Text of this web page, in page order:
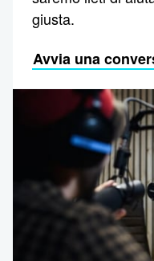
giusta.
Avvia una